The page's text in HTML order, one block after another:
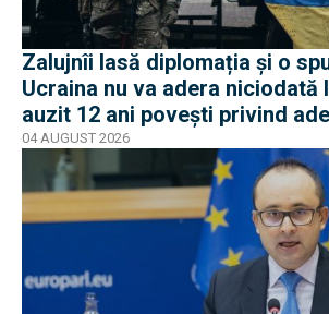
Zalujnîi lasă diplomația și o
Ucraina nu va adera niciodată
auzit 12 ani povești privind
04 AUGUST 2026